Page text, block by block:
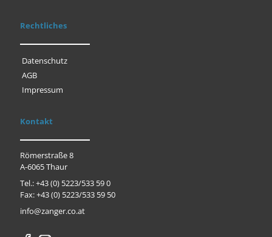
Rechtliches
Datenschutz
AGB
Impressum
Kontakt
Römerstraße 8
A-6065 Thaur
Tel.: +43 (0) 5223/533 59 0
Fax: +43 (0) 5223/533 59 50
info@zanger.co.at